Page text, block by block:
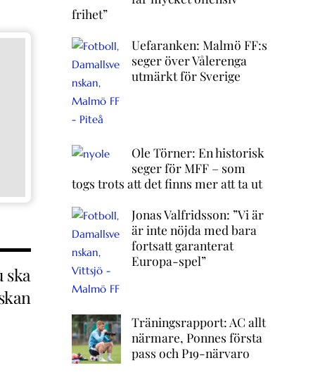
ska
frihet”
Uefaranken: Malmö FF:s
seger över Vålerenga
utmärkt för Sverige
Ole Törner: En historisk
seger för MFF – som
togs trots att det finns mer att ta ut
Jonas Valfridsson: ”Vi är
är inte nöjda med bara
fortsatt garanterat
Europa-spel”
Träningsrapport: AC allt
närmare, Ponnes första
pass och P19-närvaro